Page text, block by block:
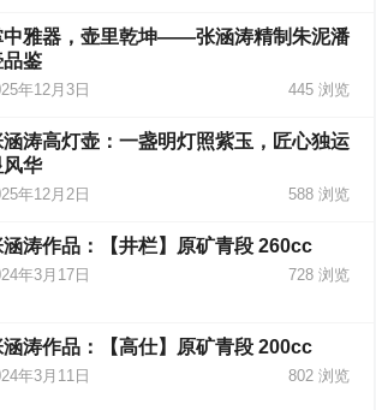
中雅器，壶里乾坤——张涵涛精制朱泥潘
品鉴
年12月3日 445浏览
涵涛高灯壶：一盏明灯照紫玉，匠心独运
风华
年12月2日 588浏览
涵涛作品：【井栏】原矿青段 260cc
年3月17日 728浏览
涵涛作品：【高仕】原矿青段 200cc
年3月11日 802浏览